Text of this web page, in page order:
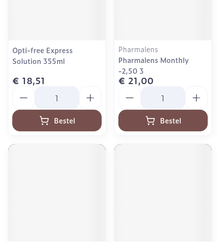
Opti-free Express
Solution 355ml
€ 18,51
Bestel
Pharmalens
Pharmalens Monthly
-2,50 3
€ 21,00
Bestel